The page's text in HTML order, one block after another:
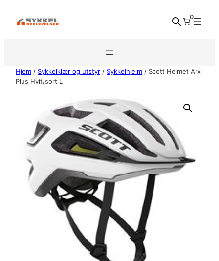
0
Hjem / Sykkelklær og utstyr / Sykkelhjelm / Scott Helmet Arx
Plus Hvit/sort L